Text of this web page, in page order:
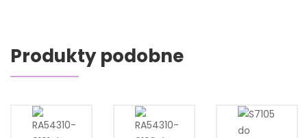
Produkty podobne